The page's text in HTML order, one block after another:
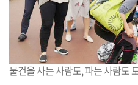
물건을 사는 사람도, 파는 사람도